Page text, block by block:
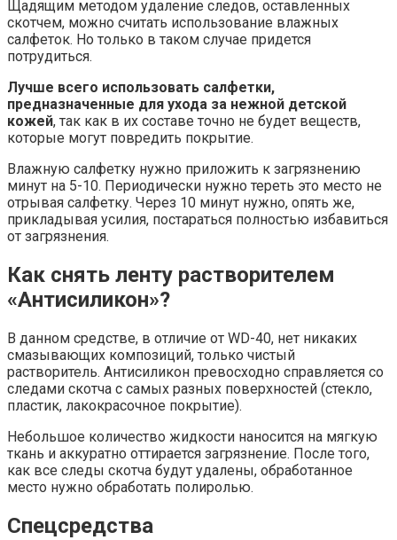
Щадящим методом удаление следов, оставленных
скотчем, можно считать использование влажных
салфеток. Но только в таком случае придется
потрудиться.
Лучше всего использовать салфетки,
предназначенные для ухода за нежной детской
кожей, так как в их составе точно не будет веществ,
которые могут повредить покрытие.
Влажную салфетку нужно приложить к загрязнению
минут на 5-10. Периодически нужно тереть это место не
отрывая салфетку. Через 10 минут нужно, опять же,
прикладывая усилия, постараться полностью избавиться
от загрязнения.
Как снять ленту растворителем
«Антисиликон»?
В данном средстве, в отличие от WD-40, нет никаких
смазывающих композиций, только чистый
растворитель. Антисиликон превосходно справляется со
следами скотча с самых разных поверхностей (стекло,
пластик, лакокрасочное покрытие).
Небольшое количество жидкости наносится на мягкую
ткань и аккуратно оттирается загрязнение. После того,
как все следы скотча будут удалены, обработанное
место нужно обработать полиролью.
Спецсредства